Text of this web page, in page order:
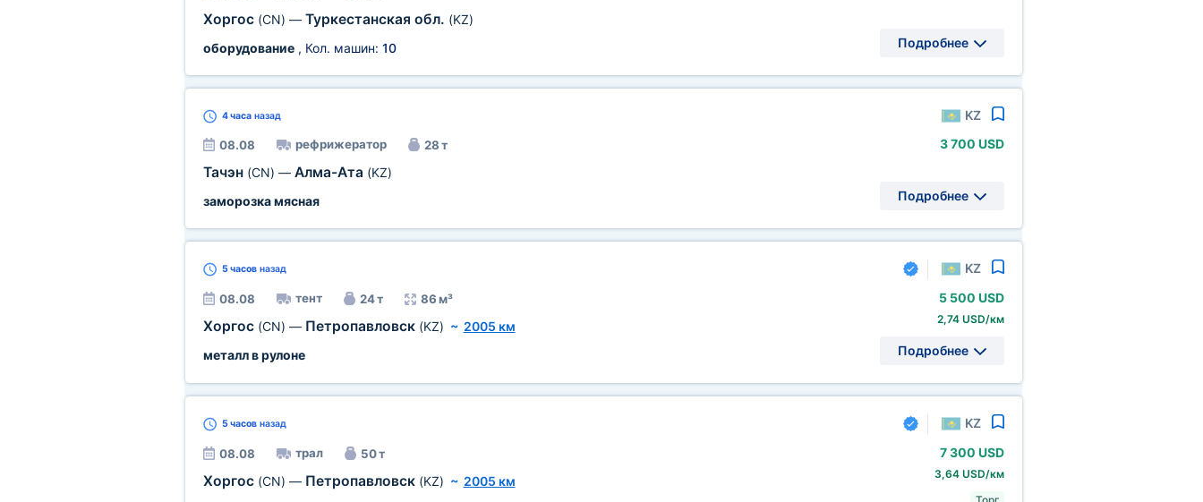
Хоргос (CN) — Туркестанская обл. (KZ)
оборудование, Кол. машин: 10 Подробнее
4 часаназад KZ
08.08 рефрижератор 28 т
Тачэн (CN) — Алма-Ата (KZ)
заморозка мясная
3 700 USD
Подробнее
5 часовназад KZ
08.08 тент 24 т 86 м³
Хоргос (CN) — Петропавловск (KZ) ~ 2005 км
металл в рулоне
5 500 USD
2,74 USD/км
Подробнее
5 часовназад KZ
08.08 трал 50 т
Хоргос (CN) — Петропавловск (KZ) ~ 2005 км
7 300 USD
3,64 USD/км